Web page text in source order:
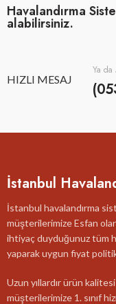
Havalandırma
alabilirsiniz.
HIZLI MESAJ
Ya da
İstanbul
İstanbul havalandırma
müşterilerimize Esfan
ihtiyaç duyduğunuz tüm
yaparak uygun fiyat
Uzun yıllardır ürün
müşterilerimize 1. sınıf